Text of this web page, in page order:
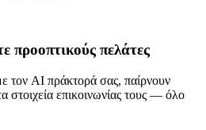
προοπτικούς πελάτες
τον AI πράκτορά σας, παίρνουν
στοιχεία επικοινωνίας τους — όλο